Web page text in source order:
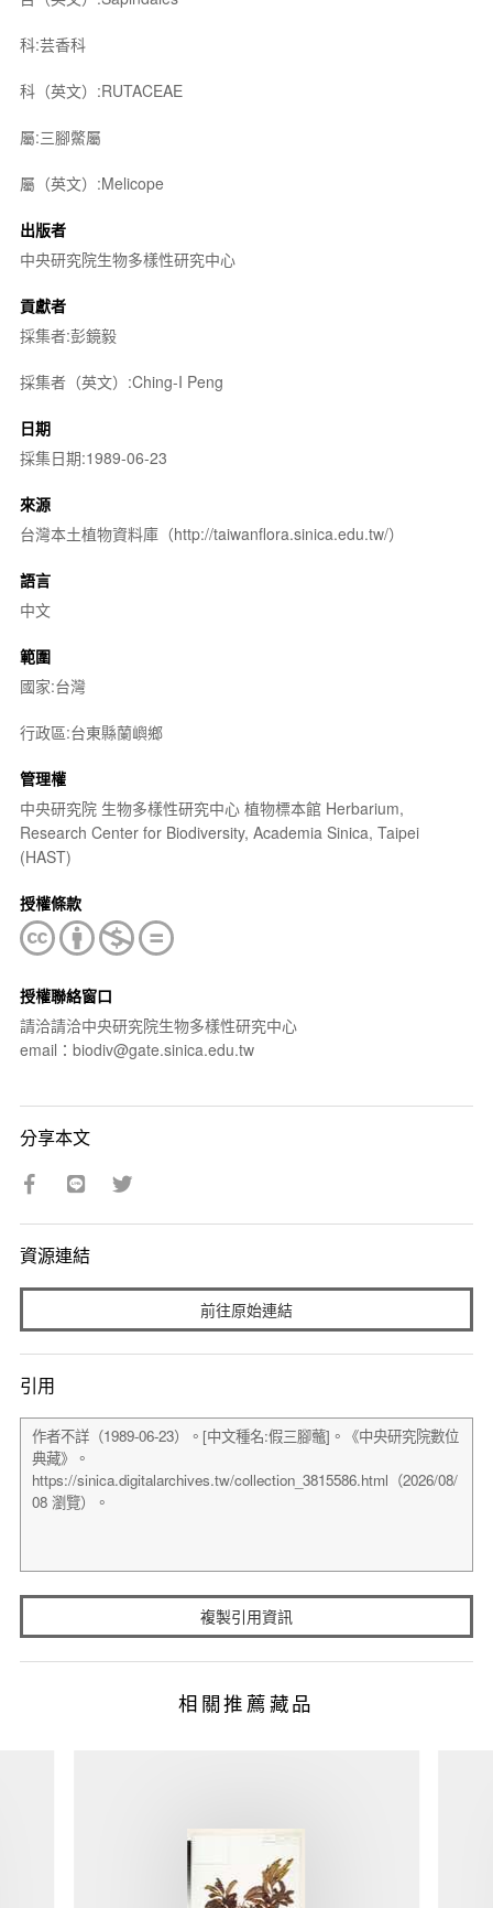
科:芸香科
科（英文）:RUTACEAE
屬:三腳鱉屬
屬（英文）:Melicope
出版者
中央研究院生物多樣性研究中心
貢獻者
採集者:彭鏡毅
採集者（英文）:Ching-I Peng
日期
採集日期:1989-06-23
來源
台灣本土植物資料庫（http://taiwanflora.sinica.edu.tw/）
語言
中文
範圍
國家:台灣
行政區:台東縣蘭嶼鄉
管理權
中央研究院 生物多樣性研究中心 植物標本館 Herbarium,
Research Center for Biodiversity, Academia Sinica, Taipei
(HAST)
授權條款
授權聯絡窗口
請洽請洽中央研究院生物多樣性研究中心
email：biodiv@gate.sinica.edu.tw
分享本文
資源連結
前往原始連結
引用
複製引用資訊
相關推薦藏品